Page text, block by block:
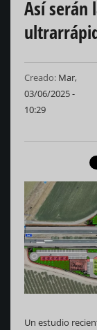
Así serán
Creado: Mar,
03/06/2025 -
10:29
Un estudio